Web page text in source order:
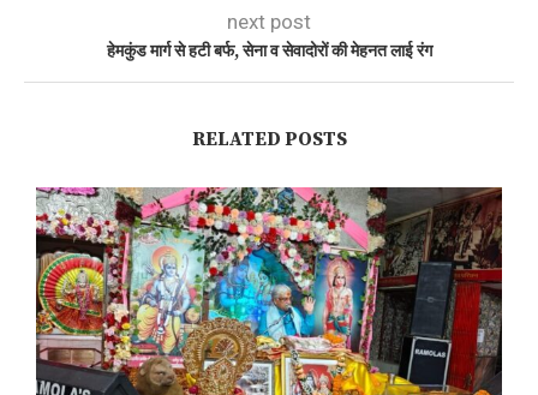
next post
हेमकुंड मार्ग से हटी बर्फ, सेना व सेवादोरों की मेहनत लाई रंग
RELATED POSTS